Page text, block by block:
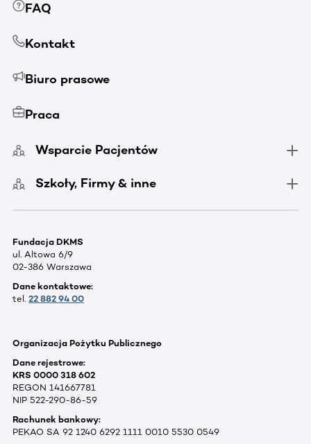
FAQ
Kontakt
Biuro prasowe
Praca
Wsparcie Pacjentów
Szkoły, Firmy & inne
Fundacja DKMS
ul. Altowa 6/9
02-386 Warszawa
Dane kontaktowe:
tel. 22 882 94 00
Organizacja Pożytku Publicznego
Dane rejestrowe:
KRS 0000 318 602
REGON 141667781
NIP 522-290-86-59
Rachunek bankowy:
PEKAO SA 92 1240 6292 1111 0010 5530 0549